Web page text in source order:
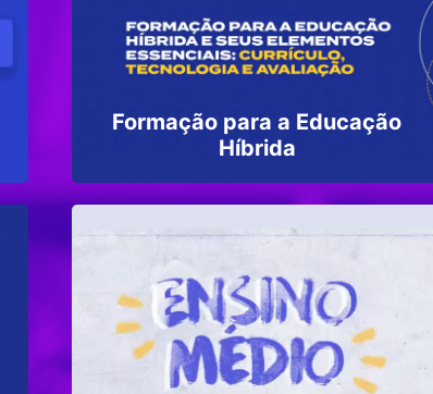
Formação para a Educação
Híbrida